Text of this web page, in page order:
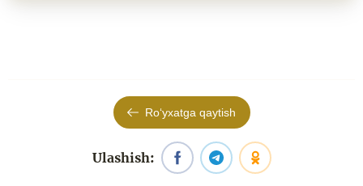
Roʻyxatga qaytish
Ulashish: